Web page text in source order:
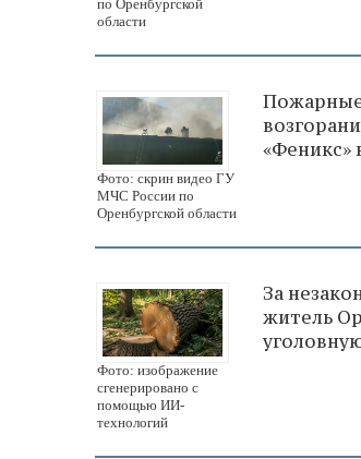
по Оренбургской
области
Фото: скрин видео ГУ
МЧС России по
Оренбургской области
«Феникс»
Фото: изображение
сгенерировано с
помощью ИИ-
технологий
За
житель